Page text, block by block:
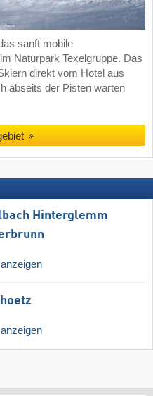
sanft mobile
Naturpark Texelgruppe. Das
direkt vom Hotel aus
abseits der Pisten warten
Hinterglemm